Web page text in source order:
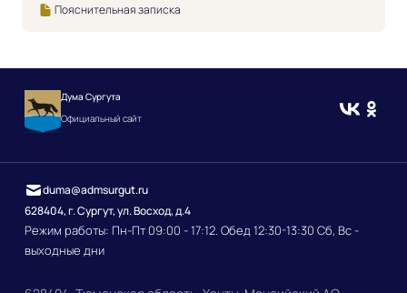
Пояснительная записка
Дума Сургута
Официальный сайт
628404, г. Сургут, ул. Восход, д.4
Режим работы: Пн-Пт 09:00 - 17:12. Обед 12:30-13:30 Сб, Вс -
выходные дни
duma@admsurgut.ru